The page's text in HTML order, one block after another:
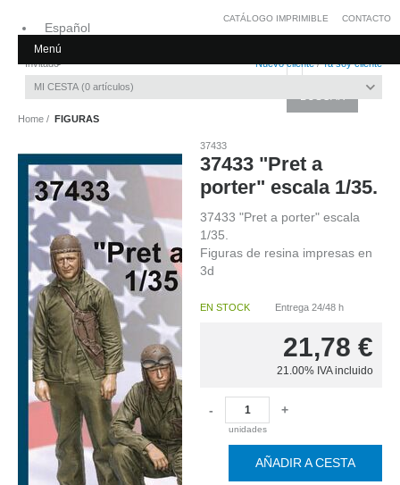
Español
Invitado Nuevo cliente/Ya soy cliente
MI CESTA 0 artículos
CATÁLOGO IMPRIMIBLE CONTACTO
Menú
Home FIGURAS
37433
37433 "Pret a
porter" escala 1/35.
37433 "Pret a porter" escala
1/35.
Figuras de resina impresas en
3d
EN STOCK Entrega 24/48 h
21,78 €
21.00% IVA incluido
-
unidades
+
AÑADIR A CESTA